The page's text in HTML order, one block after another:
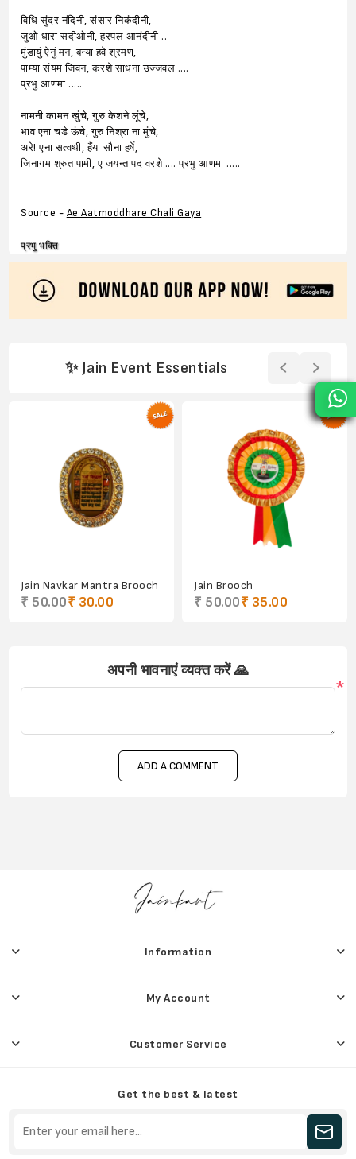
विधि सुंदर नंदिनी, संसार निकंदीनी,
जुओ धारा सदीओनी, हरपल आनंदीनी ..
मुंडायुं ऐनुं मन, बन्या हवे श्रमण,
पाम्या संयम जिवन, करशे साधना उज्जवल ....
प्रभु आणमा .....
नामनी कामन खुंचे, गुरु केशने लूंचे,
भाव एना चडे ऊंचे, गुरु निश्रा ना मुंचे,
अरे! एना सत्वथी, हैंया सौना हर्षे,
जिनागम श्रुत पामी, ए जयन्त पद वरशे .... प्रभु आणमा .....
Source - Ae Aatmoddhare Chali Gaya
प्रभु भक्ति
✨ Jain Event Essentials
Jain Navkar Mantra Brooch
₹ 50.00₹ 30.00
Jain Brooch
₹ 50.00₹ 35.00
अपनी भावनाएं व्यक्त करें 🙏
*
ADD A COMMENT
Information
My Account
Customer Service
Get the best & latest